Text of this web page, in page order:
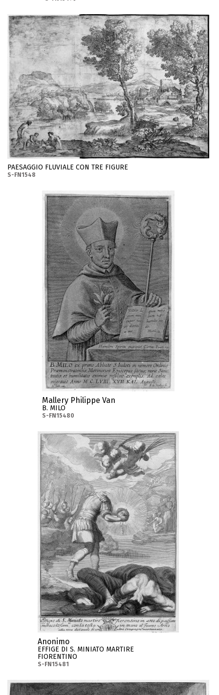
PAESAGGIO FLUVIALE CON TRE FIGURE
S-FN1548
Mallery Philippe Van
B. MILO
S-FN15480
Anonimo
EFFIGE DI S. MINIATO MARTIRE
FIORENTINO
S-FN15481